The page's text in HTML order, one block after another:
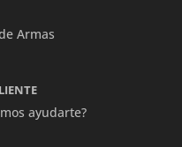
Armas
ayudarte?